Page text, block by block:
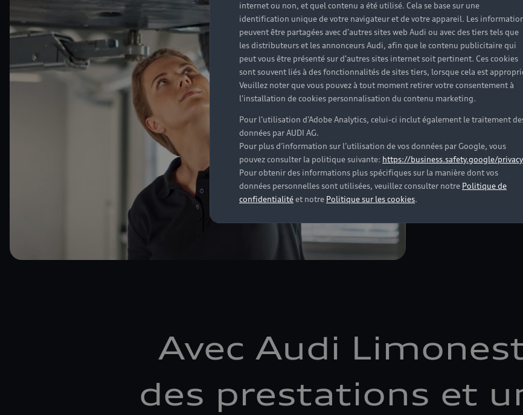
internet ou non, et quel contenu a été utilisé. Cela se base sur une
identification unique de votre navigateur et de votre appareil. Les
peuvent être partagées avec d'autres sites web Audi ou avec des tiers tels que
les distributeurs et les annonceurs Audi, afin que le contenu publicitaire qui
peut vous être présenté sur d'autres sites internet soit pertinent. Ces cookies
sont souvent liés à des fonctionnalités de sites tiers, lorsque cela est
Veuillez noter que vous pouvez à tout moment retirer votre consentement à
l'installation de cookies personnalisation du contenu marketing.
Pour l’utilisation d’Adobe Analytics, celui-ci inclut également le traitement
données par AUDI AG.
Pour plus d’information sur l’utilisation de vos données par Google, vous
pouvez consulter la politique suivante: https://business.safety.google/
Pour obtenir des informations plus spécifiques sur la manière dont vos
données personnelles sont utilisées, veuillez consulter notre Politique de
confidentialitéet notre Politique sur les cookies.
Révisions et
préparation au
d’immobilisation…
Audi près de chez
Découvrir la
Avec Audi
des prestations et